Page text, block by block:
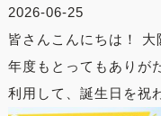
2026-06-25
皆さんこんにちは！
年度もとってもありが
利用して、誕生日を祝